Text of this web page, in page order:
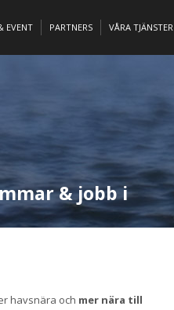
EVENT PARTNERS VÅRA TJÄNSTER
& jobb i
havsnära och mer nära till